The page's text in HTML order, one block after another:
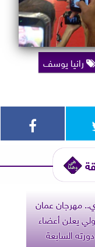
رانيا يوسف
مهرجان عمان
يعلن أعضاء
السابعة